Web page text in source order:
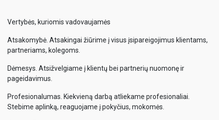
Vertybės, kuriomis vadovaujamės
Atsakomybė. Atsakingai žiūrime į visus įsipareigojimus klientams,
partneriams, kolegoms.
Dėmesys. Atsižvelgiame į klientų bei partnerių nuomonę ir
pageidavimus.
Profesionalumas. Kiekvieną darbą atliekame profesionaliai.
Stebime aplinką, reaguojame į pokyčius, mokomės.